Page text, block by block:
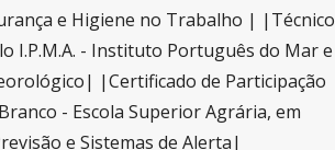
e Higiene no Trabalho | |Técnico
I.P.M.A. - Instituto Português do Mar e
|Certificado de Participação
- Escola Superior Agrária, em
e Sistemas de Alerta|